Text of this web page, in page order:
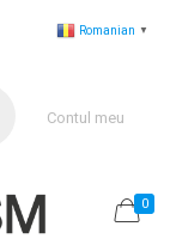
Contul meu
0
Romanian ▼